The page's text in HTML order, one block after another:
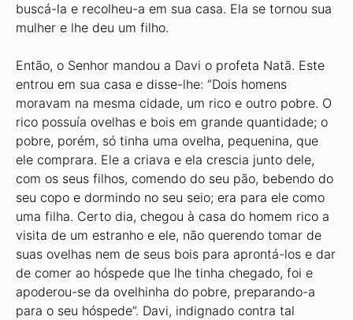
buscá-la e recolheu-a em sua casa. Ela se tornou sua
mulher e lhe deu um filho.
Então, o Senhor mandou a Davi o profeta Natã. Este
entrou em sua casa e disse-lhe: “Dois homens
moravam na mesma cidade, um rico e outro pobre. O
rico possuía ovelhas e bois em grande quantidade; o
pobre, porém, só tinha uma ovelha, pequenina, que
ele comprara. Ele a criava e ela crescia junto dele,
com os seus filhos, comendo do seu pão, bebendo do
seu copo e dormindo no seu seio; era para ele como
uma filha. Certo dia, chegou à casa do homem rico a
visita de um estranho e ele, não querendo tomar de
suas ovelhas nem de seus bois para aprontá-los e dar
de comer ao hóspede que lhe tinha chegado, foi e
apoderou-se da ovelhinha do pobre, preparando-a
para o seu hóspede”. Davi, indignado contra tal